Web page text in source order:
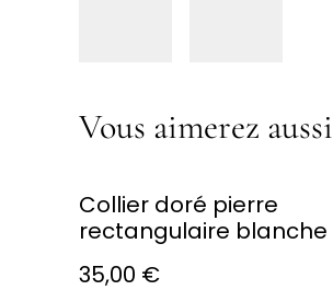
Vous aimerez aussi
Collier doré pierre
rectangulaire blanche
35,00 €